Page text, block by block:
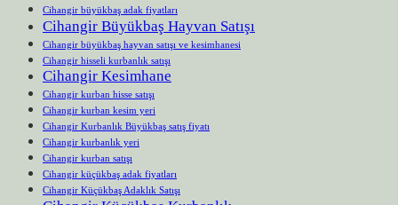
Cihangir büyükbaş adak fiyatları
Cihangir Büyükbaş Hayvan Satışı
Cihangir büyükbaş hayvan satışı ve kesimhanesi
Cihangir hisseli kurbanlık satışı
Cihangir Kesimhane
Cihangir kurban hisse satışı
Cihangir kurban kesim yeri
Cihangir Kurbanlık Büyükbaş satış fiyatı
Cihangir kurbanlık yeri
Cihangir kurban satışı
Cihangir küçükbaş adak fiyatları
Cihangir Küçükbaş Adaklık Satışı